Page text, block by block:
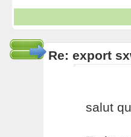
Re: export
salut